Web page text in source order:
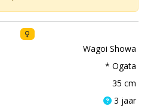
Wagoi Showa
* Ogata
35 cm
3 jaar